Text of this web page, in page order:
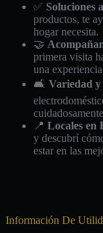
✅ Soluciones
productos, te
hogar necesita.
🤝
primera visita
una
🛋️ Variedad
📍 Locales en
y descubrí
estar en las
Información De